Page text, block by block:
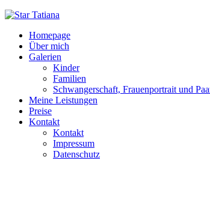
Homepage
Über mich
Galerien
Kinder
Familien
Schwangerschaft, Frauenportrait und
Meine Leistungen
Preise
Kontakt
Kontakt
Impressum
Datenschutz